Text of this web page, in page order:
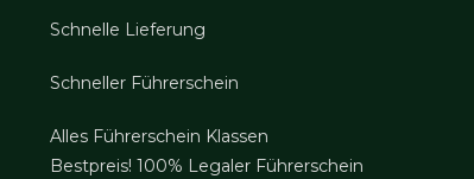
Schnelle Lieferung
Schneller Führerschein
Alles Führerschein Klassen
Bestpreis! 100% Legaler Führerschein